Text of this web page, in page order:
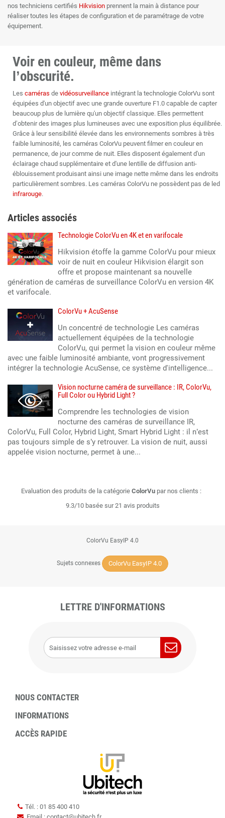
nos techniciens certifiés Hikvision prennent la main à distance pour
réaliser toutes les étapes de configuration et de paramétrage de votre
équipement.
Voir en couleur, même dans
l’obscurité.
Les caméras de vidéosurveillance intégrant la technologie ColorVu sont
équipées d'un objectif avec une grande ouverture F1.0 capable de capter
beaucoup plus de lumière qu'un objectif classique. Elles permettent
d’obtenir des images plus lumineuses avec une exposition plus équilibrée.
Grâce à leur sensibilité élevée dans les environnements sombres à très
faible luminosité, les caméras ColorVu peuvent filmer en couleur en
permanence, de jour comme de nuit. Elles disposent également d'un
éclairage chaud supplémentaire et d'une lentille de diffusion anti-
éblouissement produisant ainsi une image nette même dans les endroits
particulièrement sombres. Les caméras ColorVu ne possèdent pas de led
infrarouge.
Articles associés
Technologie ColorVu en 4K et en varifocale
Hikvision étoffe la gamme ColorVu pour mieux
voir de nuit en couleur Hikvision élargit son
offre et propose maintenant sa nouvelle
génération de caméras de surveillance ColorVu en version 4K
et varifocale.
ColorVu + AcuSense
Un concentré de technologie Les caméras
actuellement équipées de la technologie
ColorVu, qui permet la vision en couleur même
avec une faible luminosité ambiante, vont progressivement
intégrer la technologie AcuSense, ce système d'intelligence...
Vision nocturne caméra de surveillance : IR, ColorVu,
Full Color ou Hybrid Light ?
Comprendre les technologies de vision
nocturne des caméras de surveillance IR,
ColorVu, Full Color, Hybrid Light, Smart Hybrid Light : il n’est
pas toujours simple de s’y retrouver. La vision de nuit, aussi
appelée vision nocturne, permet à une...
Evaluation des produits de la catégorie ColorVupar nos clients :
9.3/10 basée sur 21 avis produits
ColorVu EasyIP 4.0
Sujets connexes ColorVu EasyIP 4.0
LETTRE D'INFORMATIONS
NOUS CONTACTER
INFORMATIONS
ACCÈS RAPIDE
Tél. : 01 85 400 410